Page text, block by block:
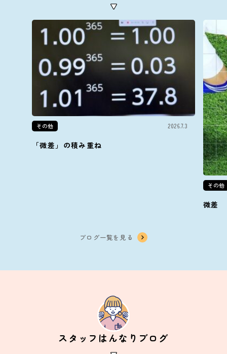
その他 2026.7.3
「微差」の積み重ね
その他
微差
ブログ一覧を見る
スタッフはんなりブログ